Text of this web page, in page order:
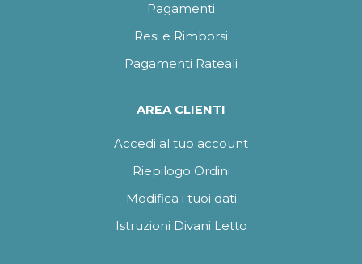
Pagamenti
Resi e Rimborsi
Pagamenti Rateali
AREA CLIENTI
Accedi al tuo account
Riepilogo Ordini
Modifica i tuoi dati
Istruzioni Divani Letto